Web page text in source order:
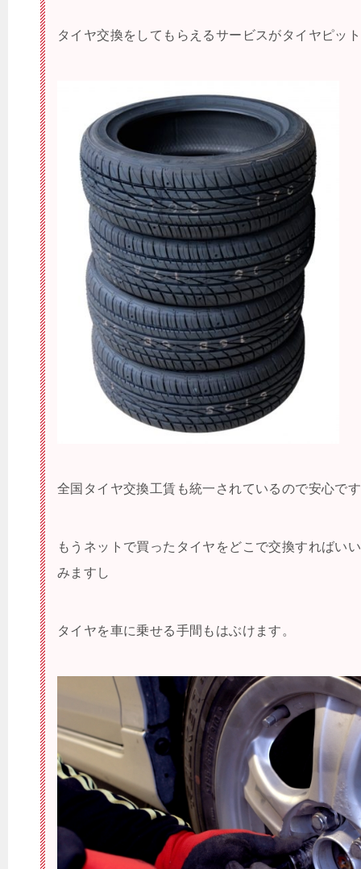
タイヤ交換をしてもらえるサービスがタイヤピッ
全国タイヤ交換工賃も統一されているので安心で
もうネットで買ったタイヤをどこで交換すればい
みますし
タイヤを車に乗せる手間もはぶけます。